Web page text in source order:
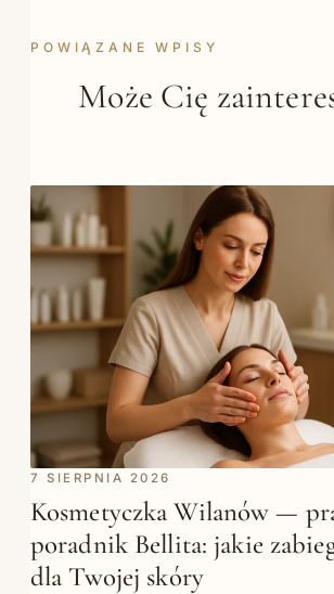
POWIĄZANE WPISY
Może Cię
7 SIERPNIA 2026
Kosmetyczka Wilanów —
poradnik Bellita: jakie
dla Twojej skóry